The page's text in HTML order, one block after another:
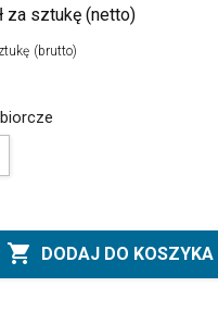
za sztukę (netto)
(brutto)
 DODAJ DO KOSZYKA